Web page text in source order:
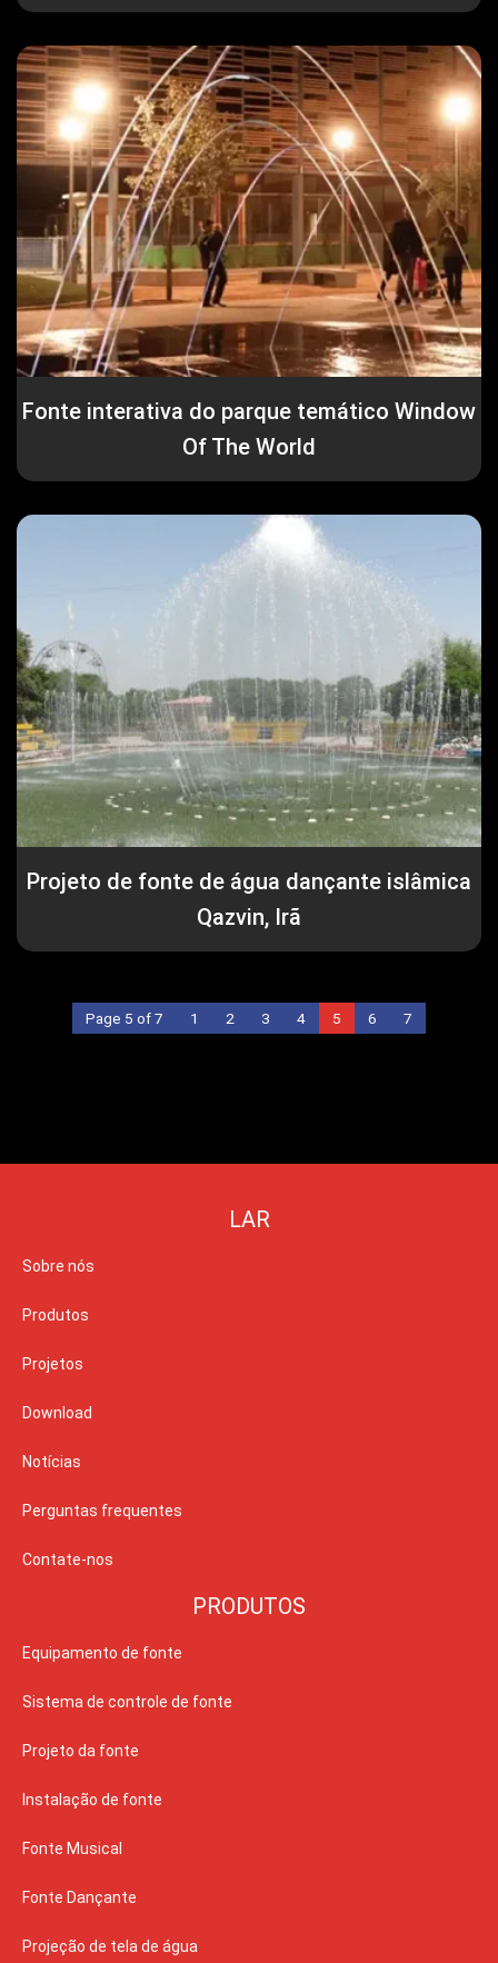
Fonte interativa do parque temático Window
Of The World
Projeto de fonte de água dançante islâmica
Qazvin, Irã
Page 5 of 7 1 2 3 4 5 6 7
LAR
Sobre nós
Produtos
Projetos
Download
Notícias
Perguntas frequentes
Contate-nos
PRODUTOS
Equipamento de fonte
Sistema de controle de fonte
Projeto da fonte
Instalação de fonte
Fonte Musical
Fonte Dançante
Projeção de tela de água